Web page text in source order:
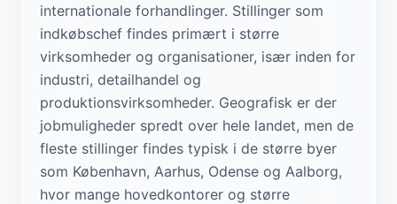
internationale forhandlinger. Stillinger som
indkøbschef findes primært i større
virksomheder og organisationer, især inden for
industri, detailhandel og
produktionsvirksomheder. Geografisk er der
jobmuligheder spredt over hele landet, men de
fleste stillinger findes typisk i de større byer
som København, Aarhus, Odense og Aalborg,
hvor mange hovedkontorer og større